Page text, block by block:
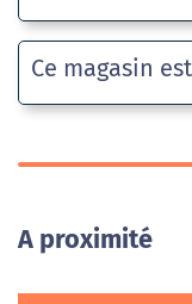
Ce magasin
A proximité